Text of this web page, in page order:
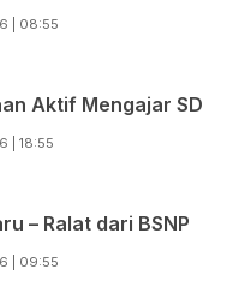
| 08:55
Aktif Mengajar SD
| 18:55
– Ralat dari BSNP
| 09:55